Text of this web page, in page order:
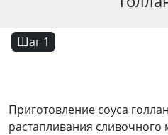
Шаг 1
Приготовление соуса
растапливания сливочного